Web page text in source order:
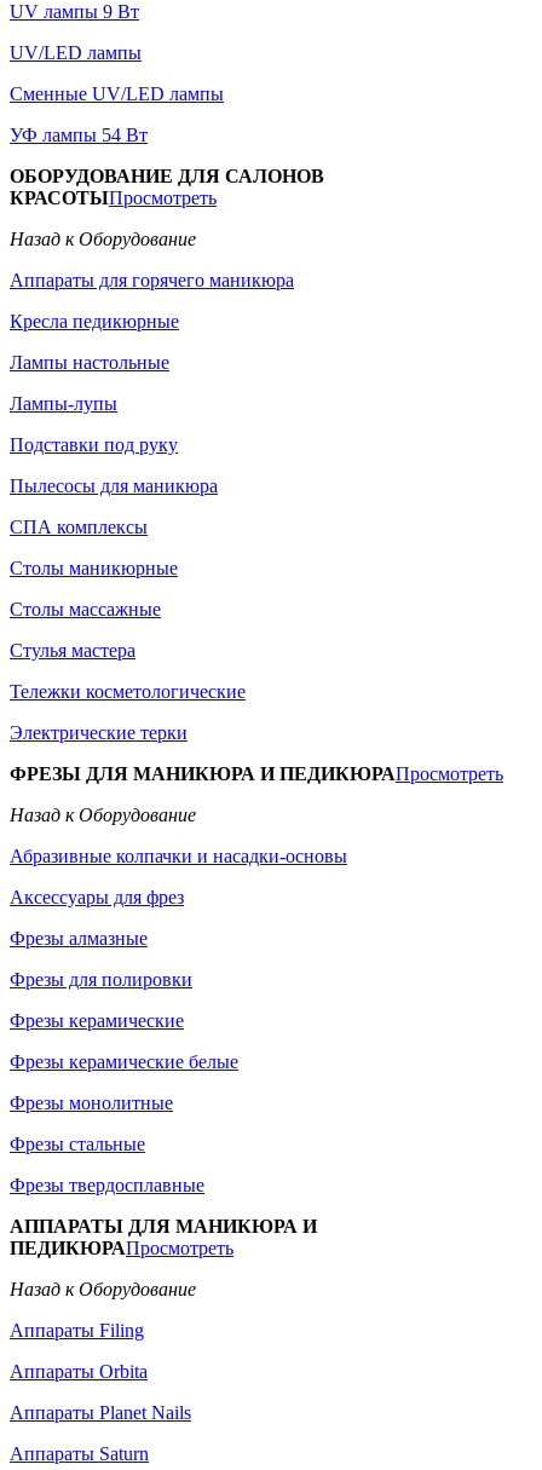
UV лампы 9 Вт
UV/LED лампы
Сменные UV/LED лампы
УФ лампы 54 Вт
ОБОРУДОВАНИЕ ДЛЯ САЛОНОВ
КРАСОТЫПросмотреть
Назад к Оборудование
Аппараты для горячего маникюра
Кресла педикюрные
Лампы настольные
Лампы-лупы
Подставки под руку
Пылесосы для маникюра
СПА комплексы
Столы маникюрные
Столы массажные
Стулья мастера
Тележки косметологические
Электрические терки
ФРЕЗЫ ДЛЯ МАНИКЮРА И ПЕДИКЮРАПросмотреть
Назад к Оборудование
Абразивные колпачки и насадки-основы
Аксессуары для фрез
Фрезы алмазные
Фрезы для полировки
Фрезы керамические
Фрезы керамические белые
Фрезы монолитные
Фрезы стальные
Фрезы твердосплавные
АППАРАТЫ ДЛЯ МАНИКЮРА И
ПЕДИКЮРАПросмотреть
Назад к Оборудование
Аппараты Filing
Аппараты Orbita
Аппараты Planet Nails
Аппараты Saturn